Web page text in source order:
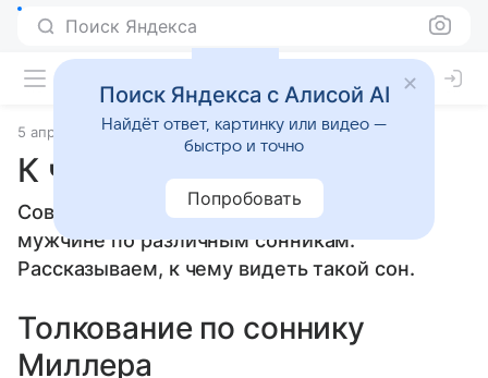
Поиск Яндекса
5 апреля 2010 Сонники
К чему снится Совесть
Совесть: толкование сна женщине или
мужчине по различным сонникам.
Рассказываем, к чему видеть такой сон.
Толкование по соннику
Миллера
Поиск Яндекса с Алисой AI
Найдёт ответ, картинку или видео —
быстро и точно
Попробовать